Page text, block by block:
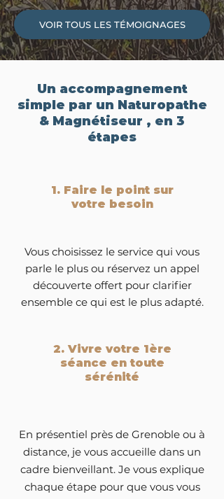
VOIR TOUS LES TÉMOIGNAGES
Un accompagnement
simple par un Naturopathe
& Magnétiseur , en 3
étapes
1. Faire le point sur
votre besoin
Vous choisissez le service qui vous
parle le plus ou réservez un appel
découverte offert pour clarifier
ensemble ce qui est le plus adapté.
2. Vivre votre 1ère
séance en toute
sérénité
En présentiel près de Grenoble ou à
distance, je vous accueille dans un
cadre bienveillant. Je vous explique
chaque étape pour que vous vous